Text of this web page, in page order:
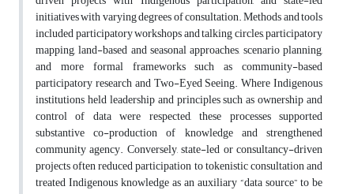
initiatives with varying degrees of consultation. Methods and tools
included participatory workshops and talking circles, participatory
mapping, land-based and seasonal approaches, scenario planning,
and more formal frameworks such as community-based
participatory research and Two-Eyed Seeing. Where Indigenous
institutions held leadership and principles such as ownership and
control of data were respected, these processes supported
substantive co-production of knowledge and strengthened
community agency. Conversely, state-led or consultancy-driven
projects often reduced participation to tokenistic consultation and
treated Indigenous knowledge as an auxiliary “data source” to be